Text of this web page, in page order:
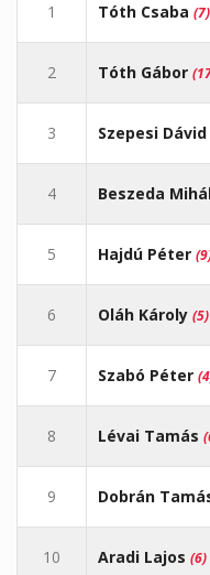
1 Tóth Csaba (7)
2 Tóth Gábor
3 Szepesi Dávid
4 Beszeda
5 Hajdú Péter
6 Oláh Károly (5)
7 Szabó Péter
8 Lévai Tamás
9 Dobrán
10 Aradi Lajos (6)